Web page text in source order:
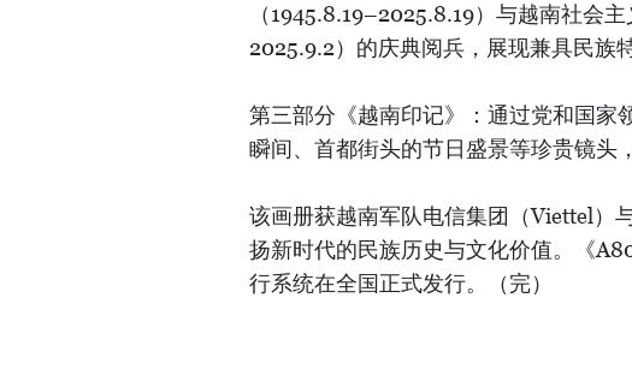
（1945.8.19–2025.8.19）与越南社会
2025.9.2）的庆典阅兵，展现兼具民族
第三部分《越南印记》：通过党和国家
瞬间、首都街头的节日盛景等珍贵镜头
该画册获越南军队电信集团（Viettel）
扬新时代的民族历史与文化价值。《
行系统在全国正式发行。（完）